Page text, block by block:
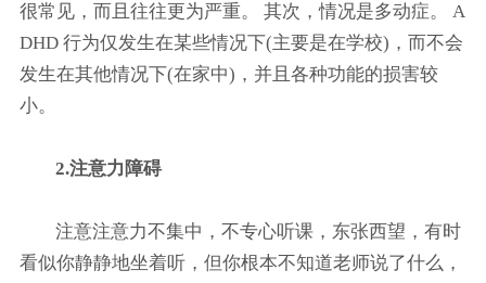
很常见，而且往往更为严重。 其次，情况是多动症。 A
DHD 行为仅发生在某些情况下(主要是在学校)，而不会
发生在其他情况下(在家中)，并且各种功能的损害较
小。
2.注意力障碍
注意注意力不集中，不专心听课，东张西望，有时
看似你静静地坐着听，但你根本不知道老师说了什么，